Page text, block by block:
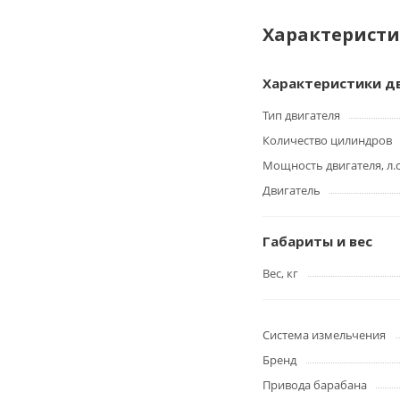
Характеристики
Тип двигателя
Количество цилиндров
Мощность двигателя,
Двигатель
Габариты и вес
Вес, кг
Система измельчения
Бренд
Привода барабана